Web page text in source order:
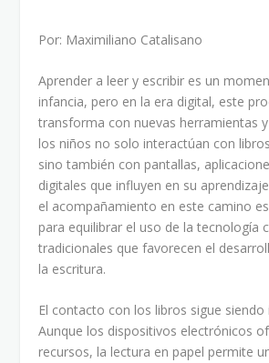
Por: Maximiliano Catalisano
Aprender a leer y escribir es un
infancia, pero en la era digital, este
transforma con nuevas herramientas
los niños no solo interactúan con
sino también con pantallas,
digitales que influyen en su
el acompañamiento en este camino
para equilibrar el uso de la tecnología
tradicionales que favorecen el
la escritura.
El contacto con los libros sigue siendo
Aunque los dispositivos electrónicos
recursos, la lectura en papel permite